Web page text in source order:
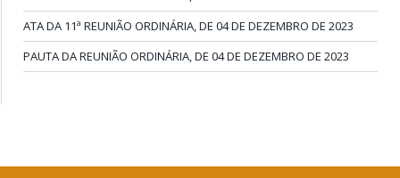
ATA DA 11ª REUNIÃO ORDINÁRIA, DE 04 DE DEZEMBRO DE 2023
PAUTA DA REUNIÃO ORDINÁRIA, DE 04 DE DEZEMBRO DE 2023